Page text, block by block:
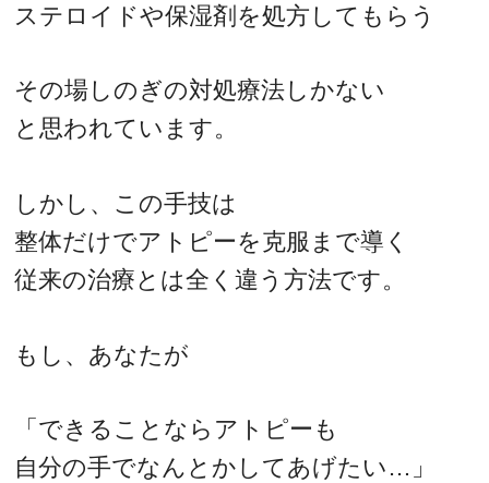
ステロイドや保湿剤を処方してもらう
その場しのぎの対処療法しかない
と思われています。
しかし、この手技は
整体だけでアトピーを克服まで導く
従来の治療とは全く違う方法です。
もし、あなたが
「できることならアトピーも
自分の手でなんとかしてあげたい…」